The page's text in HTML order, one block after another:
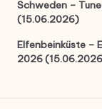
Schweden –
(15.06.2026)
Elfenbeinküste –
2026